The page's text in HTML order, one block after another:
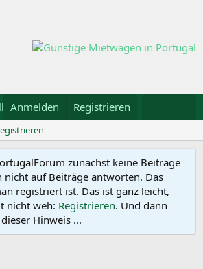
Galerie Kalender
Anmelden Registrieren
zunächst keine Beiträge
nicht auf Beiträge antworten. Das
registriert ist. Das ist ganz leicht,
nicht weh: Registrieren. Und dann
Hinweis ...